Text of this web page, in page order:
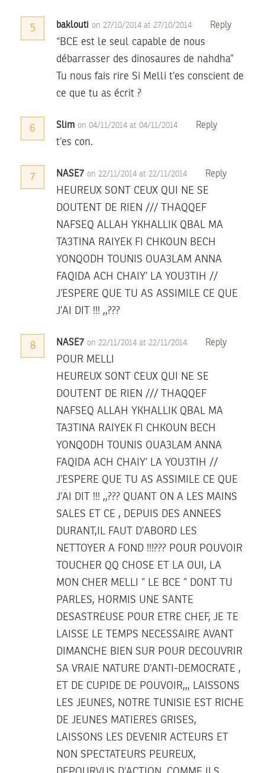
5 baklouti on 27/10/2014 at 27/10/2014 Reply
“BCE est le seul capable de nous
débarrasser des dinosaures de nahdha”
Tu nous fais rire Si Melli t’es conscient de
ce que tu as écrit ?
6 Slim on 04/11/2014 at 04/11/2014 Reply
t’es con.
7 NASE7 on 22/11/2014 at 22/11/2014 Reply
HEUREUX SONT CEUX QUI NE SE
DOUTENT DE RIEN /// THAQQEF
NAFSEQ ALLAH YKHALLIK QBAL MA
TA3TINA RAIYEK FI CHKOUN BECH
YONQODH TOUNIS OUA3LAM ANNA
FAQIDA ACH CHAIY’ LA YOU3TIH //
J’ESPERE QUE TU AS ASSIMILE CE QUE
J’AI DIT !!! ,,???
8 NASE7 on 22/11/2014 at 22/11/2014 Reply
POUR MELLI
HEUREUX SONT CEUX QUI NE SE
DOUTENT DE RIEN /// THAQQEF
NAFSEQ ALLAH YKHALLIK QBAL MA
TA3TINA RAIYEK FI CHKOUN BECH
YONQODH TOUNIS OUA3LAM ANNA
FAQIDA ACH CHAIY’ LA YOU3TIH //
J’ESPERE QUE TU AS ASSIMILE CE QUE
J’AI DIT !!! ,,??? QUANT ON A LES MAINS
SALES ET CE , DEPUIS DES ANNEES
DURANT,IL FAUT D’ABORD LES
NETTOYER A FOND !!!??? POUR POUVOIR
TOUCHER QQ CHOSE ET LA OUI, LA
MON CHER MELLI ” LE BCE ” DONT TU
PARLES, HORMIS UNE SANTE
DESASTREUSE POUR ETRE CHEF, JE TE
LAISSE LE TEMPS NECESSAIRE AVANT
DIMANCHE BIEN SUR POUR DECOUVRIR
SA VRAIE NATURE D’ANTI-DEMOCRATE ,
ET DE CUPIDE DE POUVOIR,,, LAISSONS
LES JEUNES, NOTRE TUNISIE EST RICHE
DE JEUNES MATIERES GRISES,
LAISSONS LES DEVENIR ACTEURS ET
NON SPECTATEURS PEUREUX,